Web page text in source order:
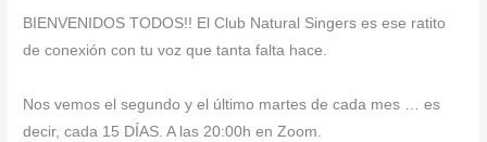
BIENVENIDOS TODOS!! El Club Natural Singers es ese ratito
de conexión con tu voz que tanta falta hace.
Nos vemos el segundo y el último martes de cada mes … es
decir, cada 15 DÍAS. A las 20:00h en Zoom.